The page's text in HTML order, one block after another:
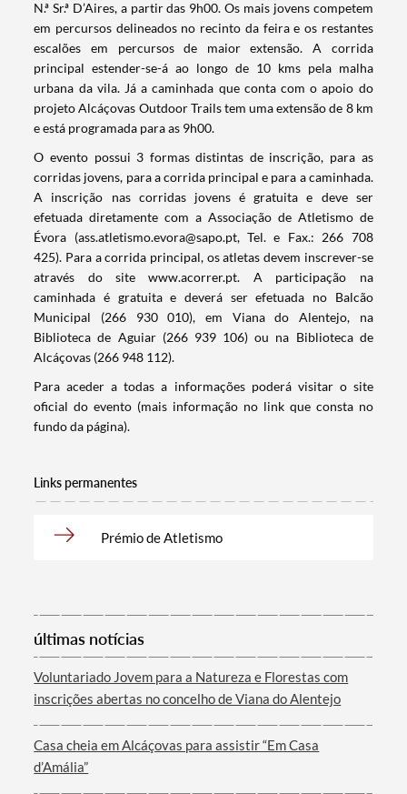
Termo de Pesquisa
Categorias gerais
Filtros
N.ª Sr.ª D’Aires, a partir das 9h00. Os mais jovens competem
em percursos delineados no recinto da feira e os restantes
escalões em percursos de maior extensão. A corrida
principal estender-se-á ao longo de 10 kms pela malha
urbana da vila. Já a caminhada que conta com o apoio do
projeto Alcáçovas Outdoor Trails tem uma extensão de 8 km
e está programada para as 9h00.
O evento possui 3 formas distintas de inscrição, para as
corridas jovens, para a corrida principal e para a caminhada.
A inscrição nas corridas jovens é gratuita e deve ser
efetuada diretamente com a Associação de Atletismo de
Évora (ass.atletismo.evora@sapo.pt, Tel. e Fax.: 266 708
425). Para a corrida principal, os atletas devem inscrever-se
através do site www.acorrer.pt. A participação na
caminhada é gratuita e deverá ser efetuada no Balcão
Municipal (266 930 010), em Viana do Alentejo, na
Biblioteca de Aguiar (266 939 106) ou na Biblioteca de
Alcáçovas (266 948 112).
Para aceder a todas a informações poderá visitar o site
oficial do evento (mais informação no link que consta no
fundo da página).
Links permanentes
Prémio de Atletismo
últimas notícias
Voluntariado Jovem para a Natureza e Florestas com
inscrições abertas no concelho de Viana do Alentejo
Casa cheia em Alcáçovas para assistir “Em Casa
d’Amália”